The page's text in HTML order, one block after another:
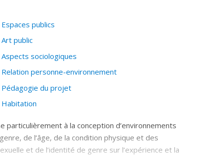
Espaces publics
Art public
Aspects sociologiques
Relation personne-environnement
Pédagogie du projet
Habitation
particulièrement à la conception d’environnements
de l’âge, de la condition physique et des
et de l’identité de genre sur l’expérience et la